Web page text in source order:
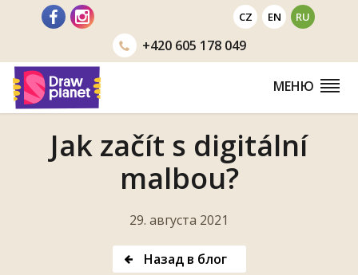
Перейти CZ EN RU
+420605 178 049
МЕНЮ
Jak začít s digitální
malbou?
29. августа 2021
Назад в блог